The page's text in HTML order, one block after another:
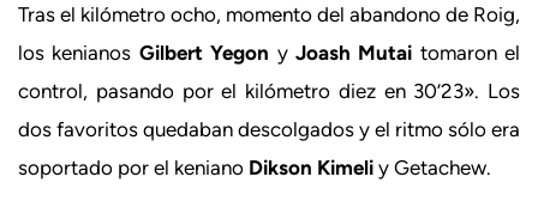
Tras el kilómetro ocho, momento del abandono de Roig,
los kenianos Gilbert Yegon y Joash Mutai tomaron el
control, pasando por el kilómetro diez en 30’23». Los
dos favoritos quedaban descolgados y el ritmo sólo era
soportado por el keniano Dikson Kimeli y Getachew.